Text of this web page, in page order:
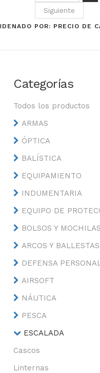
Siguiente
POR: PRECIO DE
Categorías
Todos los productos
ARMAS
ÓPTICA
BALÍSTICA
EQUIPAMIENTO
INDUMENTARIA
EQUIPO DE
BOLSOS Y MOCHILAS
ARCOS Y BALLESTAS
DEFENSA
AIRSOFT
NÁUTICA
PESCA
ESCALADA
Cascos
Linternas